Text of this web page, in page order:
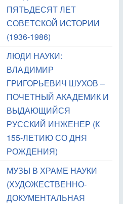
ПЯТЬДЕСЯТ ЛЕТ
СОВЕТСКОЙ ИСТОРИИ
(1936-1986)
ЛЮДИ НАУКИ:
ВЛАДИМИР
ГРИГОРЬЕВИЧ ШУХОВ –
ПОЧЕТНЫЙ АКАДЕМИК И
ВЫДАЮЩИЙСЯ
РУССКИЙ ИНЖЕНЕР (К
155-ЛЕТИЮ СО ДНЯ
РОЖДЕНИЯ)
МУЗЫ В ХРАМЕ НАУКИ
(ХУДОЖЕСТВЕННО-
ДОКУМЕНТАЛЬНАЯ